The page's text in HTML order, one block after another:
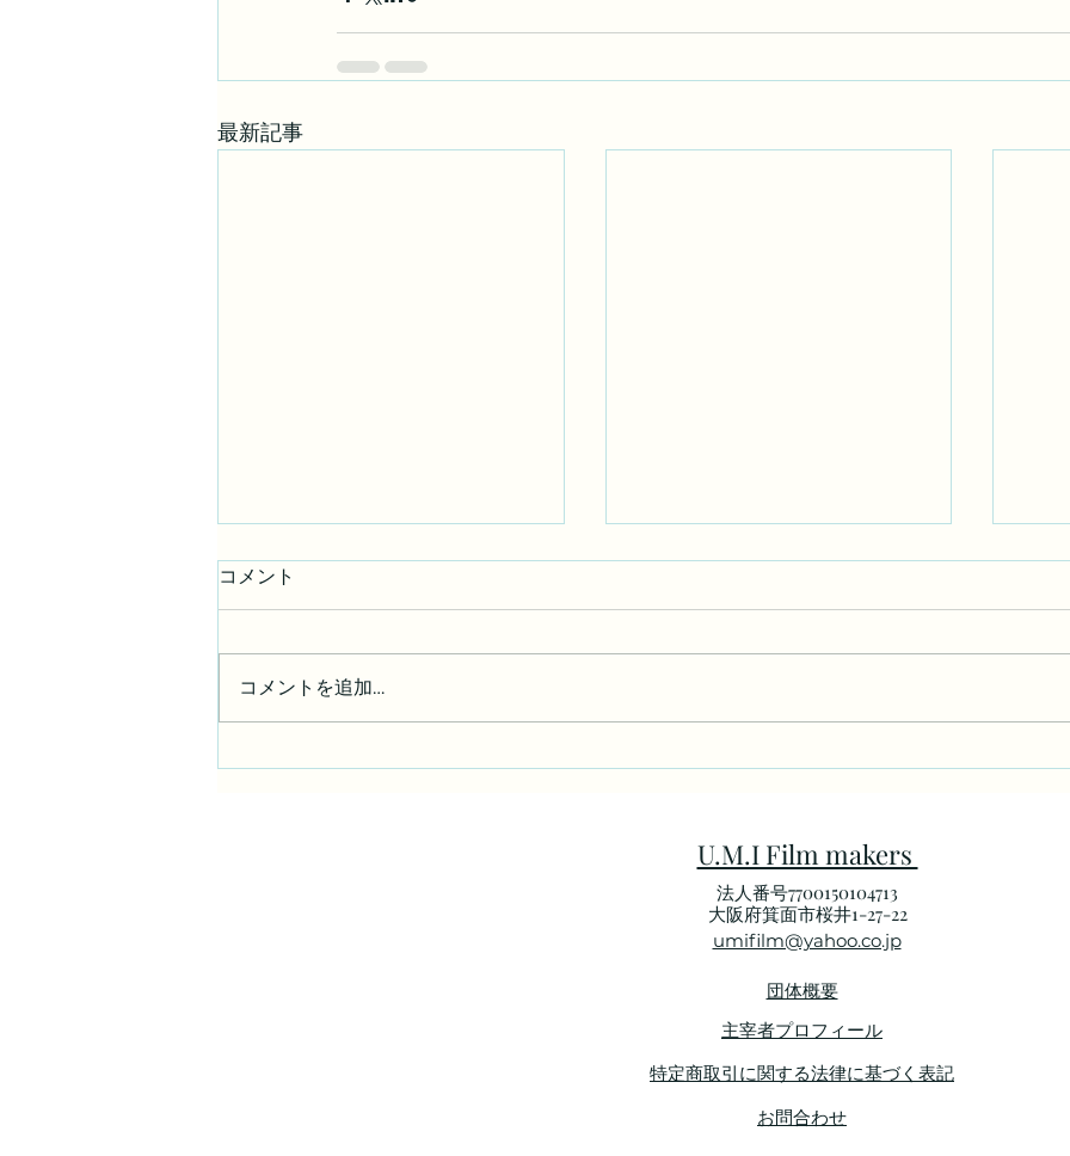
最新記事
コメント
コメントを追加…
U.M.I Film makers
法人番号7700150104713
​大阪府箕面市桜井1-27-22
umifilm@yahoo.co.jp
団体概要
主宰者プロフィール
特定商取引に関する法律に基づく表記
お問合わせ